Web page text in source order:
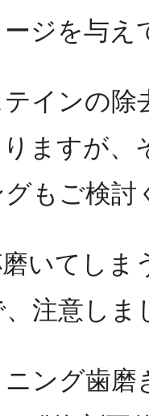
ジを与え
インの除
ますが、
もご検討
いてしま
注意しま
ング歯磨